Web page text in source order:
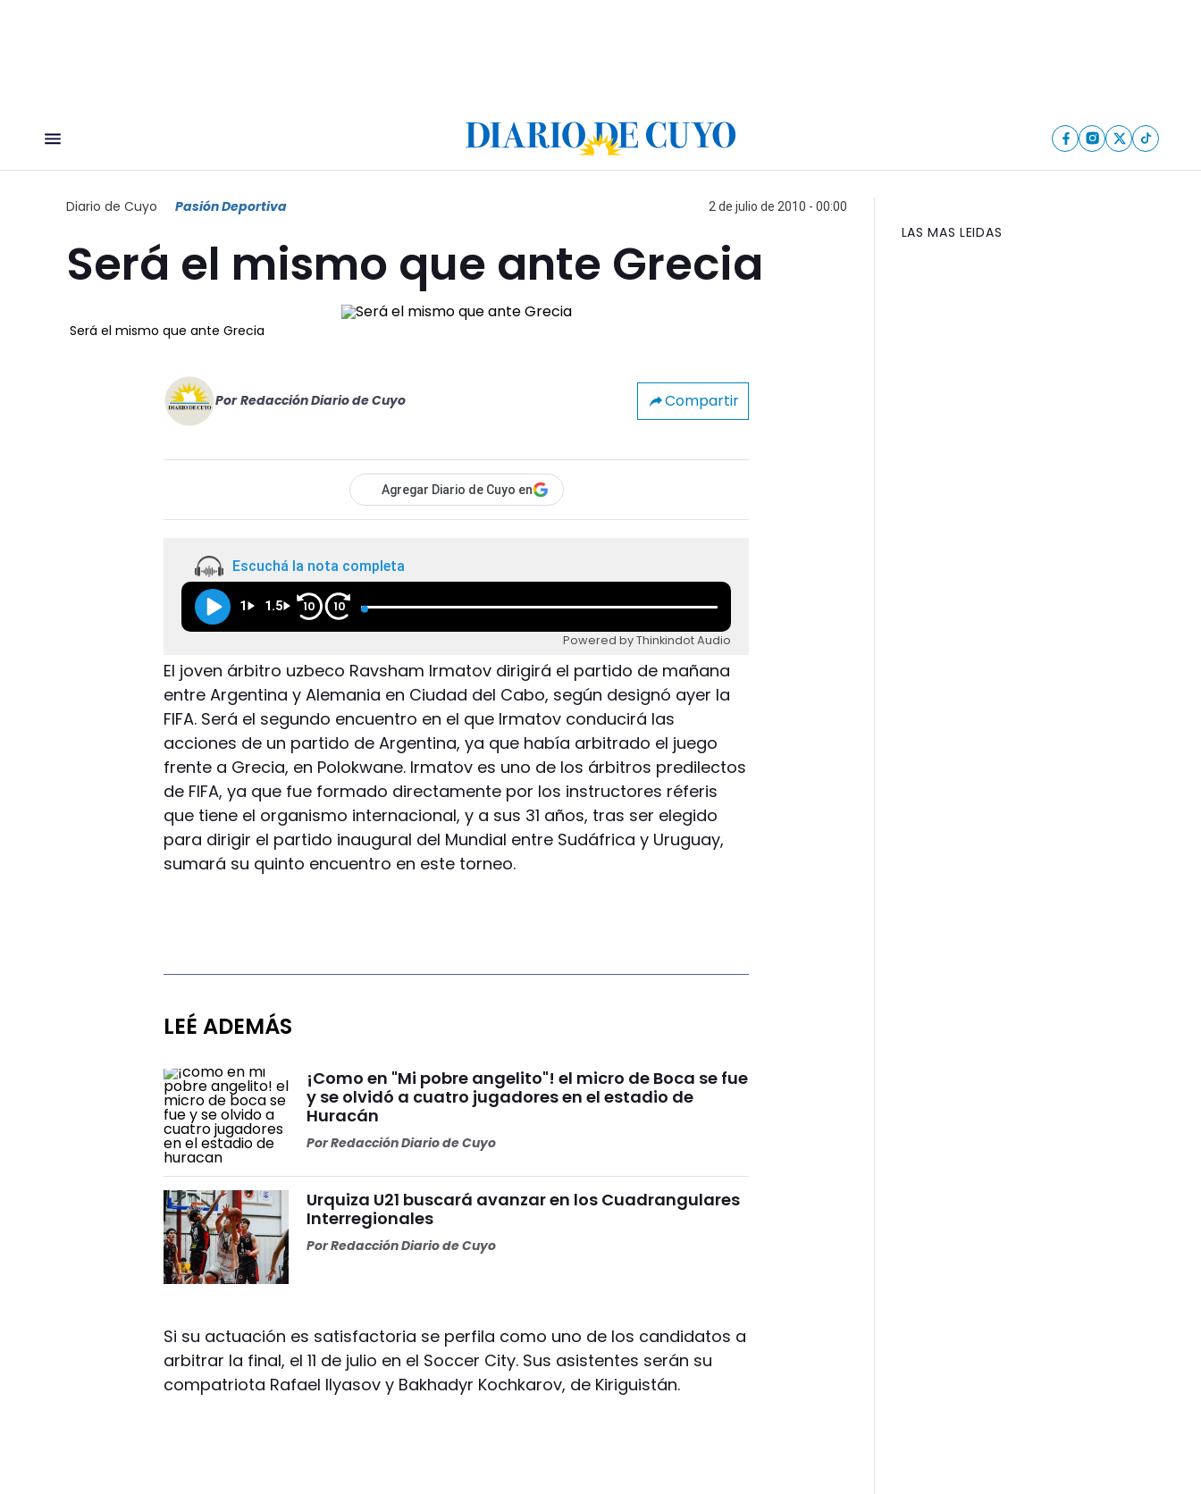
Diario de Cuyo Pasión Deportiva 2 de julio de 2010 - 00:00
Será el mismo que ante Grecia
Será el mismo que ante Grecia
Por Redacción Diario de Cuyo Compartir
Agregar Diario de Cuyo en
Escuchá la nota completa
1 1.5 10 10
Powered by Thinkindot Audio
El joven árbitro uzbeco Ravsham Irmatov dirigirá el partido de mañana
entre Argentina y Alemania en Ciudad del Cabo, según designó ayer la
FIFA. Será el segundo encuentro en el que Irmatov conducirá las
acciones de un partido de Argentina, ya que había arbitrado el juego
frente a Grecia, en Polokwane. Irmatov es uno de los árbitros predilectos
de FIFA, ya que fue formado directamente por los instructores réferis
que tiene el organismo internacional, y a sus 31 años, tras ser elegido
para dirigir el partido inaugural del Mundial entre Sudáfrica y Uruguay,
sumará su quinto encuentro en este torneo.
LEÉ ADEMÁS
¡Como en "Mi pobre angelito"! el micro de Boca se fue
y se olvidó a cuatro jugadores en el estadio de
Huracán
PorRedacción Diario de Cuyo
Urquiza U21 buscará avanzar en los Cuadrangulares
Interregionales
PorRedacción Diario de Cuyo
Si su actuación es satisfactoria se perfila como uno de los candidatos a
arbitrar la final, el 11 de julio en el Soccer City. Sus asistentes serán su
compatriota Rafael Ilyasov y Bakhadyr Kochkarov, de Kiriguistán.
LAS MAS LEIDAS